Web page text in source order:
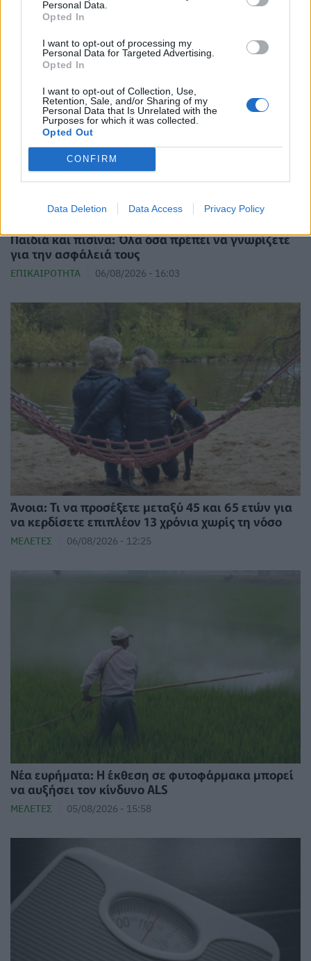
Personal Data.
Opted In
I want to opt-out of processing my
Personal Data for Targeted Advertising.
Opted In
I want to opt-out of Collection, Use,
Retention, Sale, and/or Sharing of my
Personal Data that Is Unrelated with the
Purposes for which it was collected.
Opted Out
CONFIRM
Data Deletion Data Access Privacy Policy
Παιδιά και πισίνα: Όλα όσα πρέπει να γνωρίζετε
για την ασφάλειά τους
ΕΠΙΚΑΙΡΌΤΗΤΑ 06/08/2026 - 16:03
Άνοια: Τι να προσέξετε μεταξύ 45 και 65 ετών για
να κερδίσετε επιπλέον 13 χρόνια χωρίς τη νόσο
ΜΕΛΈΤΕΣ 06/08/2026 - 12:25
Νέα ευρήματα: Η έκθεση σε φυτοφάρμακα μπορεί
να αυξήσει τον κίνδυνο ALS
ΜΕΛΈΤΕΣ 05/08/2026 - 15:58